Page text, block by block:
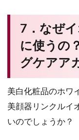
7．なぜ
に使うの
グケアア
美白化粧品のホワ
美顔器リンクルイ
いのでしょうか？